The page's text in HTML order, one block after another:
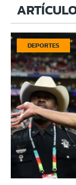
DEPORTES